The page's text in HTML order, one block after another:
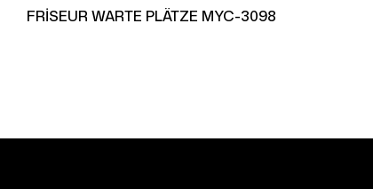
FRİSEUR WARTE PLÄTZE MYC-3098